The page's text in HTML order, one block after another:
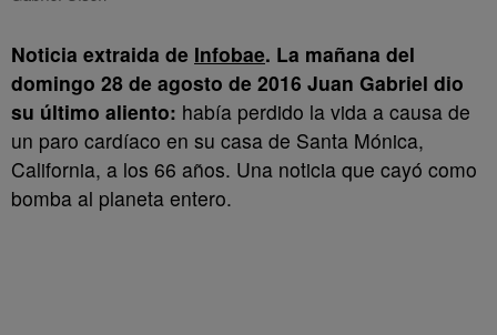
Noticia extraida de Infobae. La mañana del
domingo 28 de agosto de 2016 Juan Gabriel dio
su último aliento: había perdido la vida a causa de
un paro cardíaco en su casa de Santa Mónica,
California, a los 66 años. Una noticia que cayó como
bomba al planeta entero.